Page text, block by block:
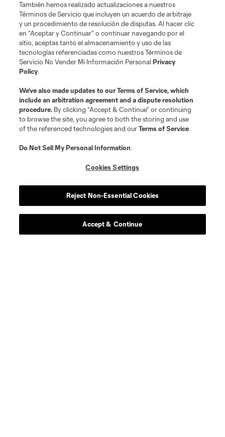
También hemos realizado actualizaciones a nuestros
Términos de Servicio que incluyen un acuerdo de arbitraje
y un procedimiento de resolución de disputas. Al hacer clic
en “Aceptar y Continuar” o continuar navegando por el
sitio, aceptas tanto el almacenamiento y uso de las
tecnologías referenciadas como nuestros Términos de
Servicio No Vender Mi Información PersonalPrivacy
Policy.
We’ve also made updates to ourTerms of Service, which
include an arbitration agreement and a dispute resolution
procedure. By clicking “Accept & Continue” or continuing
to browse the site, you agree to both the storing and use
of the referenced technologies and ourTerms of Service.
Do Not Sell My Personal Information.
Cookies Settings
Reject Non-Essential Cookies
Accept & Continue